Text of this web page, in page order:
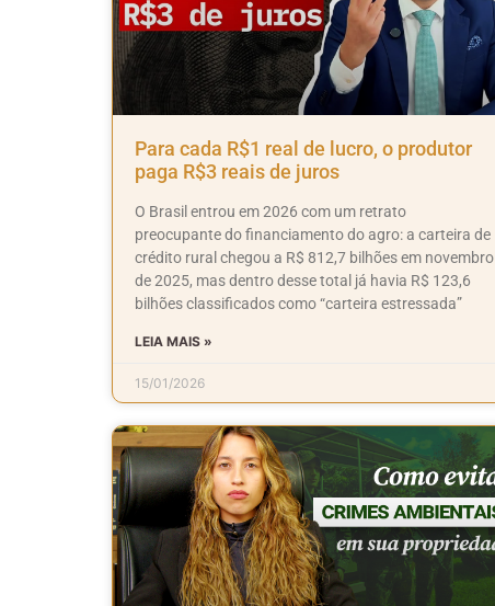
Para cada R$1 real de lucro, o produtor
paga R$3 reais de juros
O Brasil entrou em 2026 com um retrato
preocupante do financiamento do agro: a carteira de
crédito rural chegou a R$ 812,7 bilhões em novembro
de 2025, mas dentro desse total já havia R$ 123,6
bilhões classificados como “carteira estressada”
LEIA MAIS »
15/01/2026